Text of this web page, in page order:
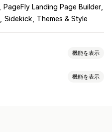
PageFly Landing Page Builder
Sidekick Themes & Style
機能を表示
機能を表示